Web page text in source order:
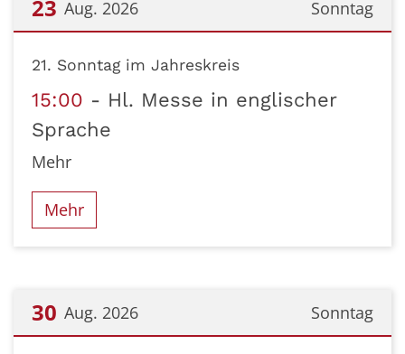
Sonntag
23 Aug. 2026
21. Sonntag im Jahreskreis
15:00
Hl. Messe in englischer
Sprache
Mehr
Mehr
Sonntag
30 Aug. 2026